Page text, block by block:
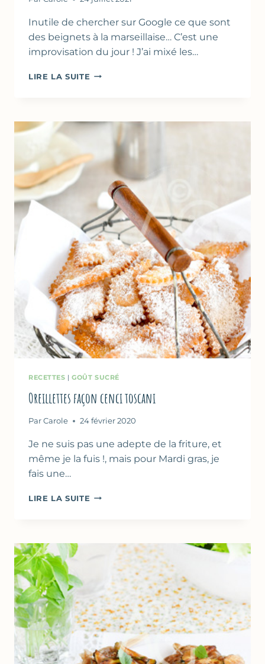
Inutile de chercher sur Google ce que sont
des beignets à la marseillaise… C’est une
improvisation du jour ! J’ai mixé les…
LIRE LA SUITE BEIGNETS
LA
RECETTES |GOÛT SUCRÉ
Oreillettes façon cenci toscani
Par Carole 24 février 2020
Je ne suis pas une adepte de la friture, et
même je la fuis !, mais pour Mardi gras, je
fais une…
LIRE LA SUITE OREILLETTES